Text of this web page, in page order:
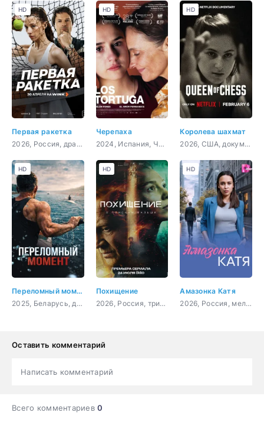
Первая ракетка
2026, Россия, драма, спорт
HD
Черепаха
2024, Испания, Чили, драма
HD
Королева шахмат
2026, США, документальный, биография
HD
Переломный момент
2025, Беларусь, драма, спорт
HD
Похищение
2026, Россия, триллер, детектив
HD
Амазонка Катя
2026, Россия, мелодрама
HD
Оставить комментарий
Написать комментарий
Всего комментариев0